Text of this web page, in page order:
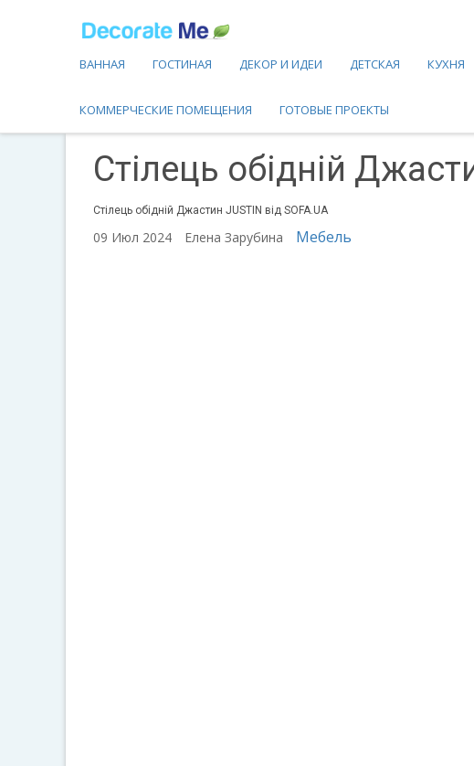
ВАННАЯ ГОСТИНАЯ ДЕКОР И ИДЕИ ДЕТСКАЯ КУХНЯ
КОММЕРЧЕСКИЕ ПОМЕЩЕНИЯ ГОТОВЫЕ ПРОЕКТЫ
Стілець обідній
Стілець обідній Джастин JUSTIN від SOFA.UA
09 Июл 2024 Елена Зарубина Мебель